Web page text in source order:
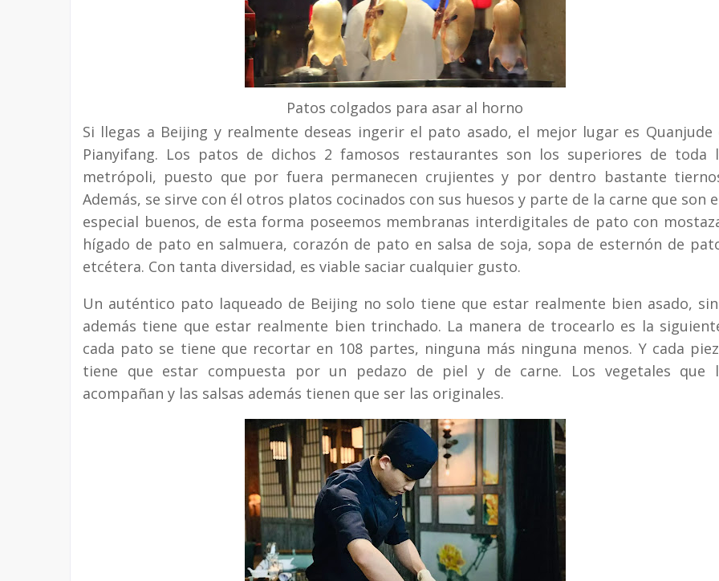
Patos colgados para asar al horno
Si llegas a Beijing y realmente deseas ingerir el pato asado, el mejor lugar es Quanjude
Pianyifang. Los patos de dichos 2 famosos restaurantes son los superiores de toda
metrópoli, puesto que por fuera permanecen crujientes y por dentro bastante
Además, se sirve con él otros platos cocinados con sus huesos y parte de la carne que son
especial buenos, de esta forma poseemos membranas interdigitales de pato con
hígado de pato en salmuera, corazón de pato en salsa de soja, sopa de esternón de
etcétera. Con tanta diversidad, es viable saciar cualquier gusto.
Un auténtico pato laqueado de Beijing no solo tiene que estar realmente bien asado,
además tiene que estar realmente bien trinchado. La manera de trocearlo es la
cada pato se tiene que recortar en 108 partes, ninguna más ninguna menos. Y cada
tiene que estar compuesta por un pedazo de piel y de carne. Los vegetales que
acompañan y las salsas además tienen que ser las originales.